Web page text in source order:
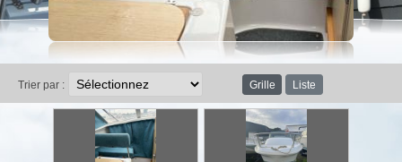
Trier par : Grille Liste